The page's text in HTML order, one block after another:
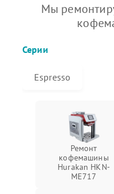
Мы
Серии
Espresso
Ремонт
кофемашины
Hurakan HKN-
ME717